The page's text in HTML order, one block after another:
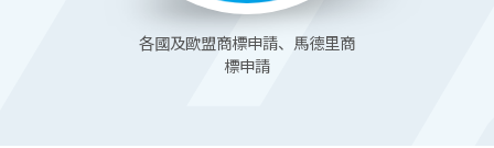
各國及歐盟商標申請、馬德里商
標申請